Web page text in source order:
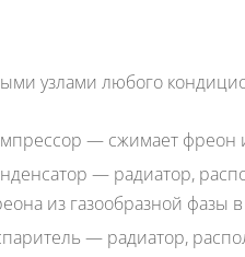
узлами любого
— сжимает фреон
— радиатор,
из газообразной фазы
— радиатор,